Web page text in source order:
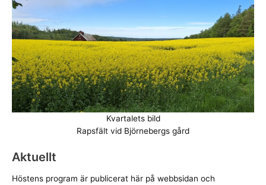
Kvartalets bild
Rapsfält vid Björnebergs gård
Aktuellt
Höstens program är publicerat här på webbsidan och